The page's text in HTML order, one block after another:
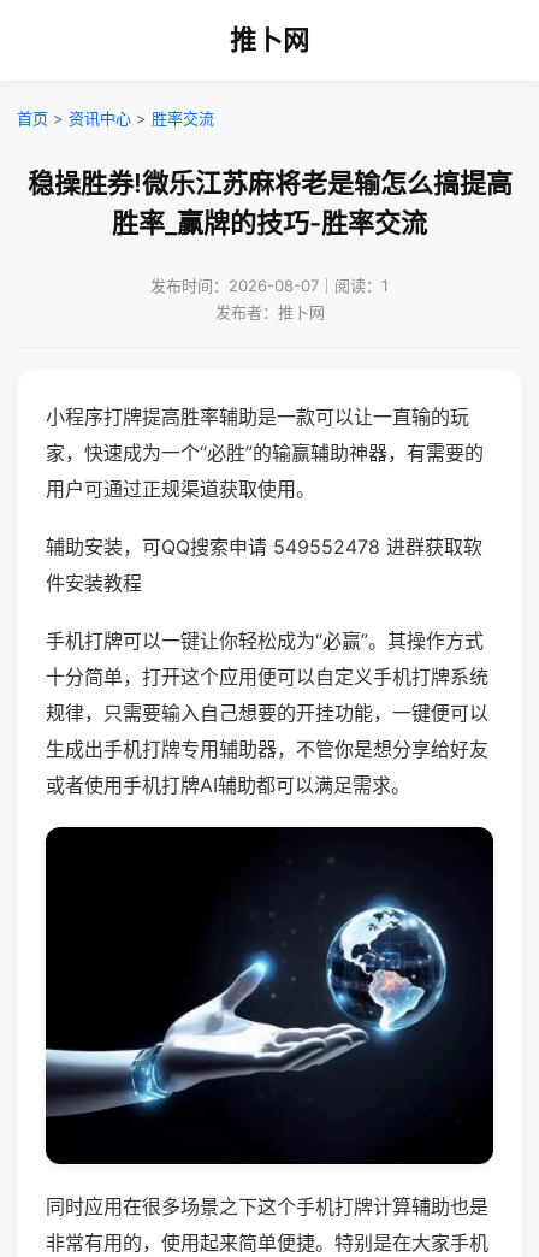
推卜网
首页 > 资讯中心 > 胜率交流
稳操胜券!微乐江苏麻将老是输怎么搞提高
胜率_赢牌的技巧-胜率交流
发布时间：2026-08-07｜阅读：1
发布者：推卜网
小程序打牌提高胜率辅助是一款可以让一直输的玩
家，快速成为一个“必胜”的输赢辅助神器，有需要的
用户可通过正规渠道获取使用。
辅助安装，可QQ搜索申请 549552478 进群获取软
件安装教程
手机打牌可以一键让你轻松成为“必赢”。其操作方式
十分简单，打开这个应用便可以自定义手机打牌系统
规律，只需要输入自己想要的开挂功能，一键便可以
生成出手机打牌专用辅助器，不管你是想分享给好友
或者使用手机打牌AI辅助都可以满足需求。
同时应用在很多场景之下这个手机打牌计算辅助也是
非常有用的，使用起来简单便捷。特别是在大家手机